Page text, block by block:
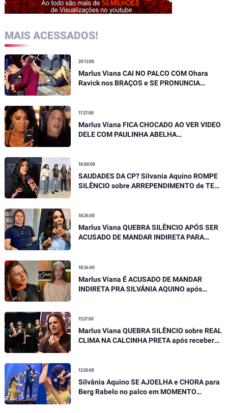
MAIS ACESSADOS!
20:13:00
Marlus Viana CAI NO PALCO COM Ohara
Ravick nos BRAÇOS e SE PRONUNCIA
17:27:00
Marlus Viana FICA CHOCADO AO VER VIDEO
DELE COM PAULINHA ABELHA
16:00:00
SAUDADES DA CP? Silvania Aquino ROMPE
SILÊNCIO sobre ARREPENDIMENTO de TER
18:26:00
Marlus Viana QUEBRA SILÊNCIO APÓS SER
ACUSADO DE MANDAR INDIRETA PARA
18:34:00
Marlus Viana É ACUSADO DE MANDAR
INDIRETA PRA SILVÂNIA AQUINO após
15:27:00
Marlus Viana QUEBRA SILÊNCIO sobre REAL
CLIMA NA CALCINHA PRETA após receber
13:20:00
Silvânia Aquino SE AJOELHA e CHORA para
Berg Rabelo no palco em MOMENTO